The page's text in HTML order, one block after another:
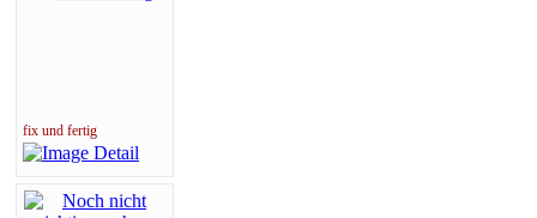
fix und fertig